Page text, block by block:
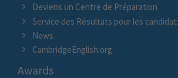
Deviens un Centre de Préparation
Service des Résultats pour les
News
CambridgeEnglish.org
Awards